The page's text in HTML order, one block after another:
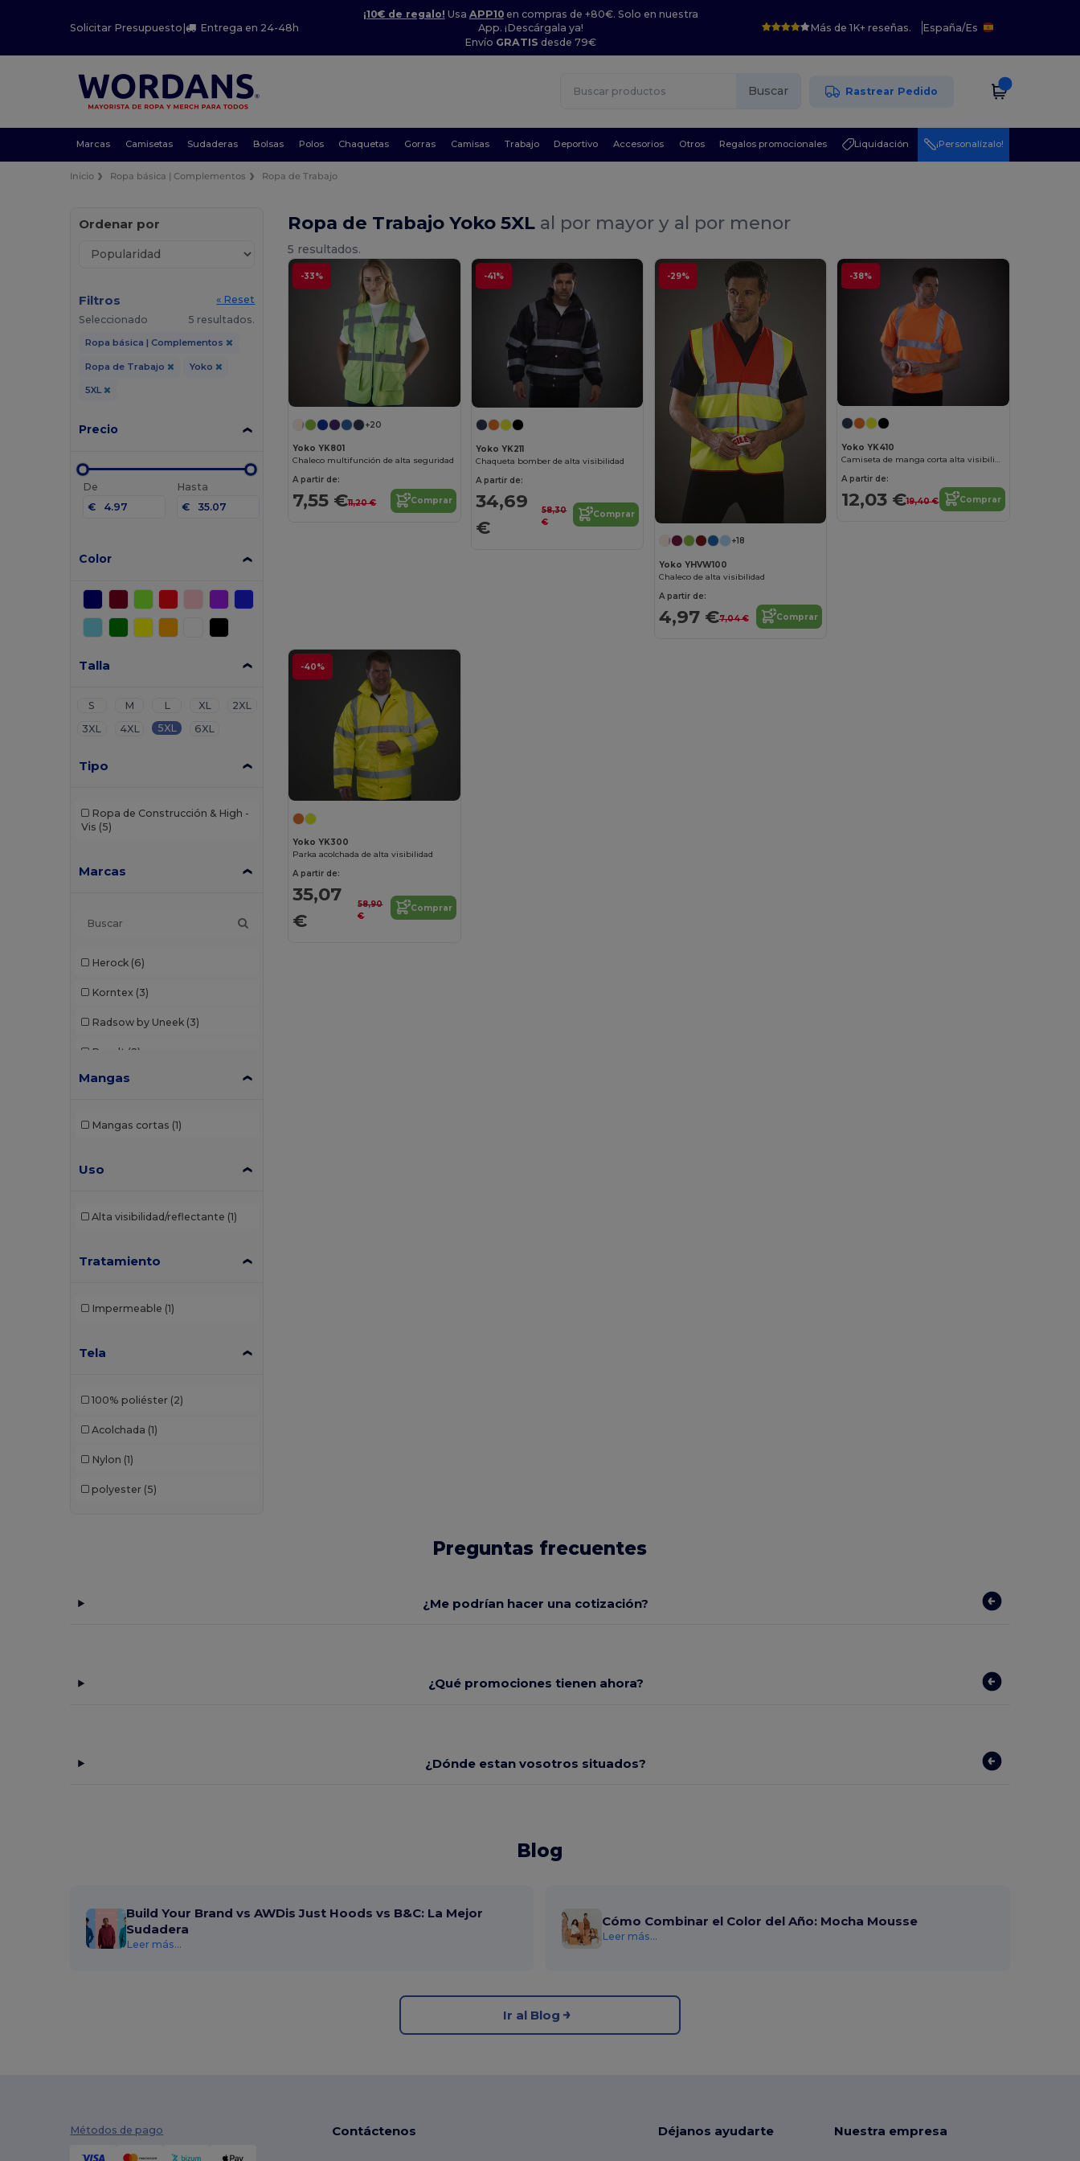
Solicitar Presupuesto | Entrega en 24-48h
¡10€ de regalo! Usa APP10en compras de +80€. Solo en nuestra
App. ¡Descárgala ya!
Envío GRATIS desde 79€
Más de 1K+ reseñas. España/Es
Buscar Rastrear Pedido
Marcas Camisetas Sudaderas Bolsas Polos Chaquetas Gorras Camisas Trabajo Deportivo Accesorios Otros Regalos promocionales Liquidación ¡Personalízalo!
Inicio Ropa básica | Complementos Ropa de Trabajo
Ordenar por
Filtros
« Reset
Seleccionado
5 resultados.
Ropa básica | Complementos
Ropa de Trabajo Yoko
5XL
Precio
De
€
Hasta
€
Color
Talla
S M L XL
2XL
3XL
4XL 5XL 6XL
Tipo
Ropa de Construcción & High -
Vis (5)
Marcas
Herock (6)
Korntex (3)
Radsow by Uneek (3)
Result (2)
Russell
WK. Designed To Work
Mangas
Mangas cortas (1)
Uso
Alta visibilidad/reflectante (1)
Tratamiento
Impermeable (1)
Tela
100% poliéster (2)
Acolchada (1)
Nylon (1)
polyester (5)
Ropa de Trabajo Yoko 5XL al por mayor y al por menor
5 resultados.
-33%
+20
Yoko YK801
Chaleco multifunción de alta seguridad
A partir de:
7,55 €11,20 € Comprar
-41%
Yoko YK211
Chaqueta bomber de alta visibilidad
A partir de:
34,69
€
58,30
€
Comprar
-29%
+18
Yoko YHVW100
Chaleco de alta visibilidad
A partir de:
4,97 €7,04 € Comprar
-38%
Yoko YK410
Camiseta de manga corta alta visibilidad
A partir de:
12,03 €19,40 € Comprar
-40%
Yoko YK300
Parka acolchada de alta visibilidad
A partir de:
35,07
€
58,90
€
Comprar
Preguntas frecuentes
¿Me podrían hacer una cotización?
¿Qué promociones tienen ahora?
¿Dónde estan vosotros situados?
Blog
Build Your Brand vs AWDis Just Hoods vs B&C: La Mejor
Sudadera
Leer más...
Cómo Combinar el Color del Año: Mocha Mousse
Leer más...
Ir al Blog
Métodos de pago Contáctenos Déjanos ayudarte Nuestra empresa